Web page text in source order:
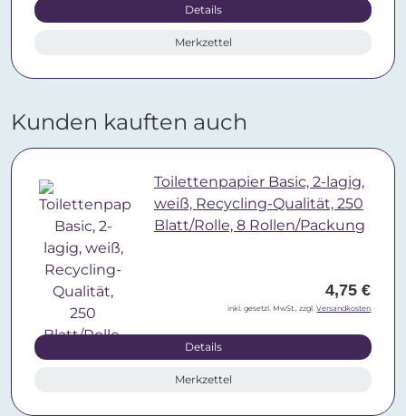
Details
Merkzettel
Kunden kauften auch
Toilettenpapier Basic, 2-lagig,
weiß, Recycling-Qualität, 250
Blatt/Rolle, 8 Rollen/Packung
4,75 €
inkl. gesetzl. MwSt., zzgl.Versandkosten
Details
Merkzettel